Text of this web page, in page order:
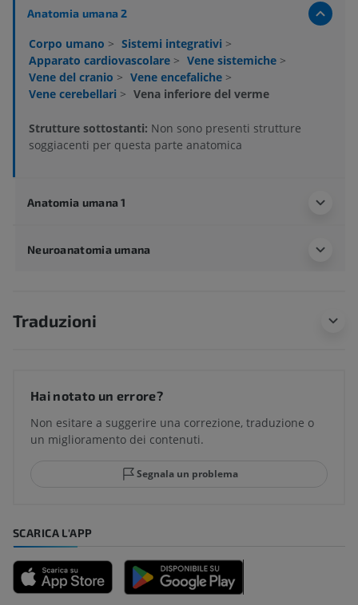
Anatomia umana 2
Corpo umano > Sistemi integrativi >
Apparato cardiovascolare > Vene sistemiche >
Vene del cranio > Vene encefaliche >
Vene cerebellari > Vena inferiore del verme
Strutture sottostanti: Non sono presenti strutture
soggiacenti per questa parte anatomica
Anatomia umana 1
Neuroanatomia umana
Traduzioni
Hai notato un errore?
Non esitare a suggerire una correzione, traduzione o
un miglioramento dei contenuti.
Segnala un problema
SCARICA L'APP